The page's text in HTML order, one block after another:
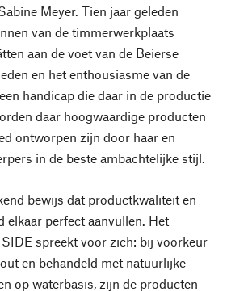
Meyer. Tien jaar geleden
van de timmerwerkplaats
aan de voet van de Beierse
en het enthousiasme van de
handicap die daar in de productie
daar hoogwaardige producten
ontworpen zijn door haar en
in de beste ambachtelijke stijl.
bewijs dat productkwaliteit en
elkaar perfect aanvullen. Het
spreekt voor zich: bij voorkeur
en behandeld met natuurlijke
op waterbasis, zijn de producten